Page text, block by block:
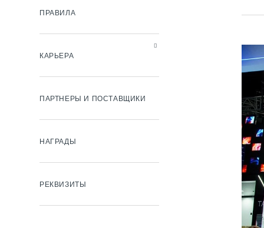
ПРАВИЛА
КАРЬЕРА
ПАРТНЕРЫ И ПОСТАВЩИКИ
НАГРАДЫ
РЕКВИЗИТЫ